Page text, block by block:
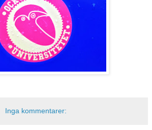
Inga kommentarer: